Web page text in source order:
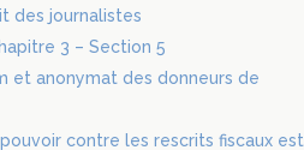
des journalistes
3 – Section 5
et anonymat des donneurs de
contre les rescrits fiscaux est